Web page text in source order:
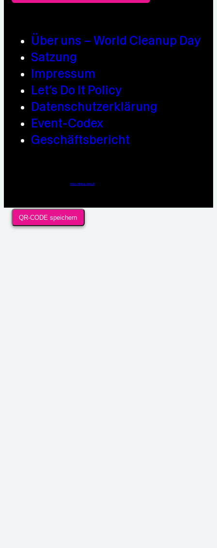
Über uns – World Cleanup Day
Satzung
Impressum
Let’s Do It Policy
Datenschutzerklärung
Event-Codex
Geschäftsbericht
https://linkup.design
QR-CODE speichern